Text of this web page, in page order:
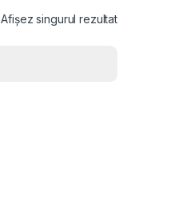
Afișez singurul rezultat